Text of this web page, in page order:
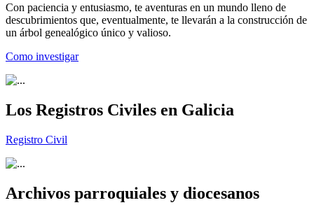
Con paciencia y entusiasmo, te aventuras en un mundo lleno de
descubrimientos que, eventualmente, te llevarán a la construcción de
un árbol genealógico único y valioso.
Como investigar
Los Registros Civiles en Galicia
Registro Civil
Archivos parroquiales y diocesanos